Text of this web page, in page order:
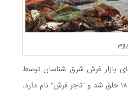
بازار فرش شرق شناسان توسط
ژان لئون ژروم در سال ۱۸۸۷ خلق شد و “تاجر فرش” نام دارد.